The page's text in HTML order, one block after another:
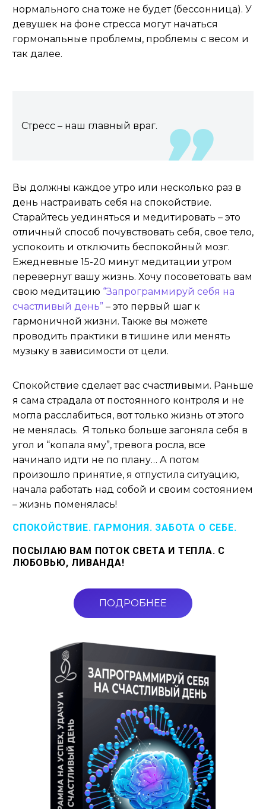
нормального сна тоже не будет (бессонница). У
девушек на фоне стресса могут начаться
гормональные проблемы, проблемы с весом и
так далее.
Стресс – наш главный враг.
Вы должны каждое утро или несколько раз в
день настраивать себя на спокойствие.
Старайтесь уединяться и медитировать – это
отличный способ почувствовать себя, свое тело,
успокоить и отключить беспокойный мозг.
Ежедневные 15-20 минут медитации утром
перевернут вашу жизнь. Хочу посоветовать вам
свою медитацию “Запрограммируй себя на
счастливый день” – это первый шаг к
гармоничной жизни. Также вы можете
проводить практики в тишине или менять
музыку в зависимости от цели.
Спокойствие сделает вас счастливыми. Раньше
я сама страдала от постоянного контроля и не
могла расслабиться, вот только жизнь от этого
не менялась. Я только больше загоняла себя в
угол и “копала яму”, тревога росла, все
начинало идти не по плану… А потом
произошло принятие, я отпустила ситуацию,
начала работать над собой и своим состоянием
– жизнь поменялась!
СПОКОЙСТВИЕ. ГАРМОНИЯ. ЗАБОТА О СЕБЕ.
ПОСЫЛАЮ ВАМ ПОТОК СВЕТА И ТЕПЛА. С
ЛЮБОВЬЮ, ЛИВАНДА!
ПОДРОБНЕЕ